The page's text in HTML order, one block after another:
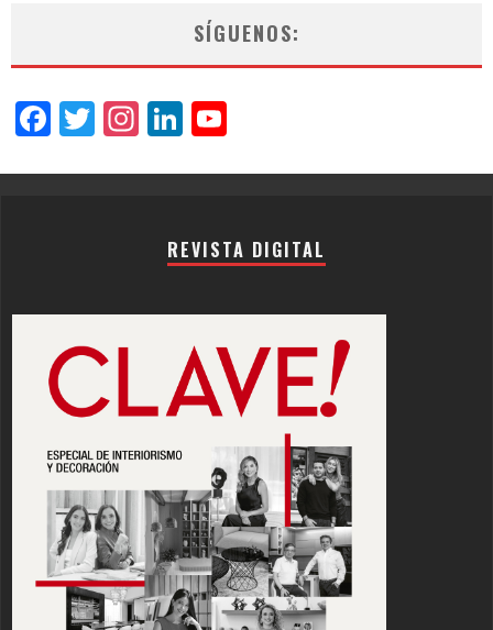
SÍGUENOS:
Facebook
Twitter
Instagram
LinkedIn
REVISTA DIGITAL